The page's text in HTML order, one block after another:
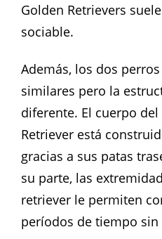
Golden Retrievers
sociable.
Además, los dos
similares pero la
diferente. El cuerpo del
Retriever está
gracias a sus patas
su parte, las
retriever le permiten
períodos de tiempo